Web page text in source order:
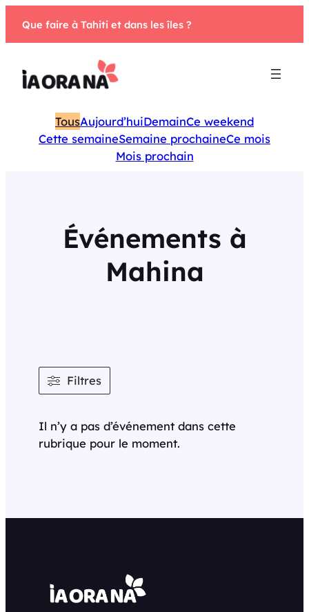
Que faire à Tahiti et dans les îles ?
TousAujourd’huiDemainCe weekend
Cette semaineSemaine prochaineCe mois
Mois prochain
Événements à
Mahina
Il n’y a pas d’événement dans cette
rubrique pour le moment.
Filtres